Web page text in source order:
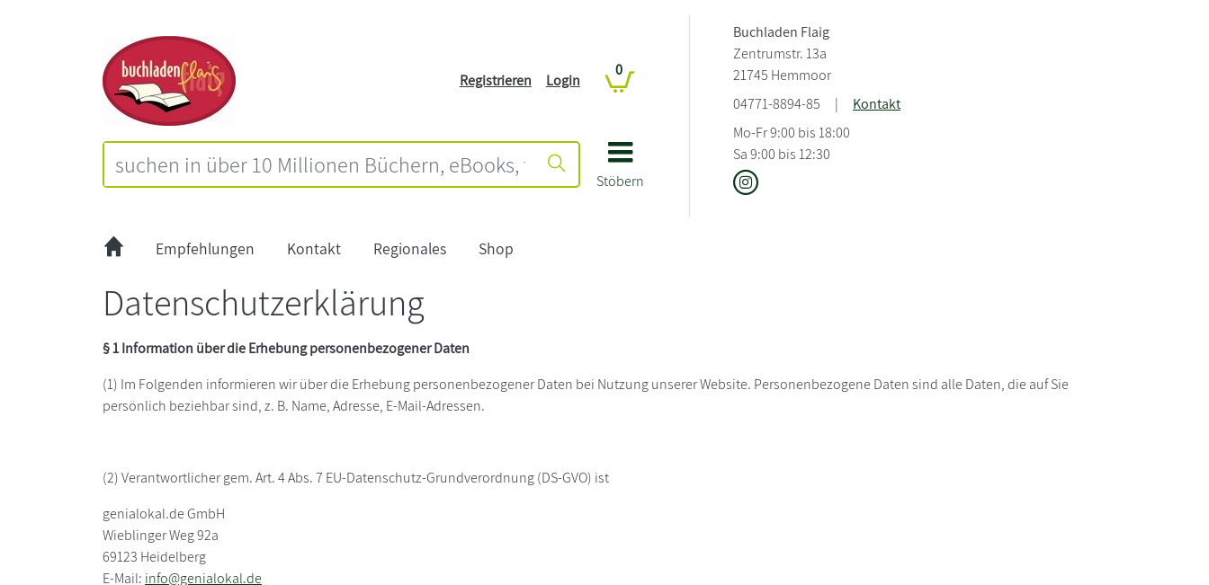
Stöbern
Registrieren Login
0
Buchladen Flaig
Zentrumstr. 13a
21745 Hemmoor
04771-8894-85
|
Kontakt
Mo-Fr 9:00 bis 18:00
Sa 9:00 bis 12:30
Empfehlungen Kontakt Regionales Shop
Datenschutzerklärung
§ 1 Information über die Erhebung personenbezogener Daten
(1) Im Folgenden informieren wir über die Erhebung personenbezogener Daten bei Nutzung unserer Website. Personenbezogene Daten sind alle Daten, die auf Sie
persönlich beziehbar sind, z. B. Name, Adresse, E-Mail-Adressen.
(2) Verantwortlicher gem. Art. 4 Abs. 7 EU-Datenschutz-Grundverordnung (DS-GVO) ist
genialokal.de GmbH
Wieblinger Weg 92a
69123 Heidelberg
E-Mail: info@genialokal.de